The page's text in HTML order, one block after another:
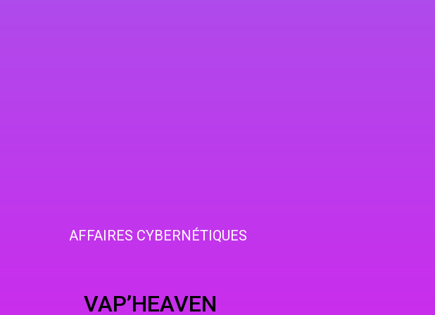
AFFAIRES CYBERNÉTIQUES